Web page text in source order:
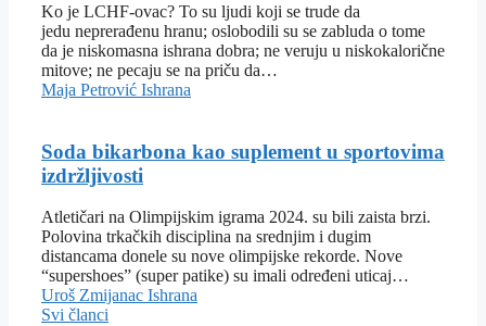
Ko je LCHF-ovac? To su ljudi koji se trude da
jedu neprerađenu hranu; oslobodili su se zabluda o tome
da je niskomasna ishrana dobra; ne veruju u niskokalorične
mitove; ne pecaju se na priču da…
Maja Petrović Ishrana
Soda bikarbona kao suplement u sportovima
izdržljivosti
Atletičari na Olimpijskim igrama 2024. su bili zaista brzi.
Polovina trkačkih disciplina na srednjim i dugim
distancama donele su nove olimpijske rekorde. Nove
“supershoes” (super patike) su imali određeni uticaj…
Uroš Zmijanac Ishrana
Svi članci